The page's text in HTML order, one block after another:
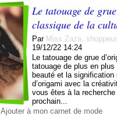
Le tatouage de
classique de la
Par Miss Zaza,
19/12/22 14:24
Le tatouage de grue
tatouage de plus en
beauté et la signification
d’origami avec la
vous êtes à la recherche
prochain...
Ajouter à mon carnet de mode